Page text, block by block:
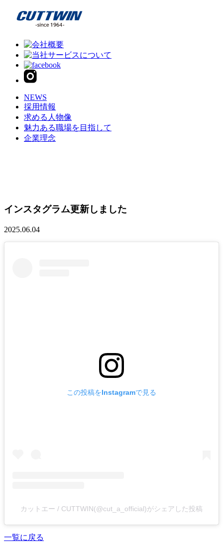
NEWS
採用情報
求める人物像
魅力ある職場を目指して
企業理念
インスタグラム更新しました
2025.06.04
この投稿をInstagramで見る
カットエー / CUTTWIN(@cut_a_official)がシェアした投稿
一覧に戻る